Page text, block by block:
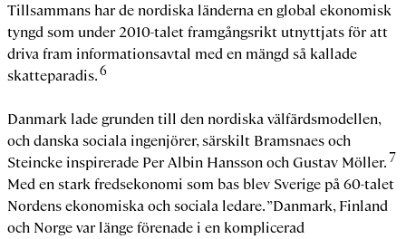
Tillsammans har de nordiska länderna en global ekonomisk
tyngd som under 2010-talet framgångsrikt utnyttjats för att
driva fram informationsavtal med en mängd så kallade
skatteparadis.6
Danmark lade grunden till den nordiska välfärdsmodellen,
och danska sociala ingenjörer, särskilt Bramsnaes och
Steincke inspirerade Per Albin Hansson och Gustav Möller. 7
Med en stark fredsekonomi som bas blev Sverige på 60-talet
Nordens ekonomiska och sociala ledare. ”Danmark, Finland
och Norge var länge förenade i en komplicerad